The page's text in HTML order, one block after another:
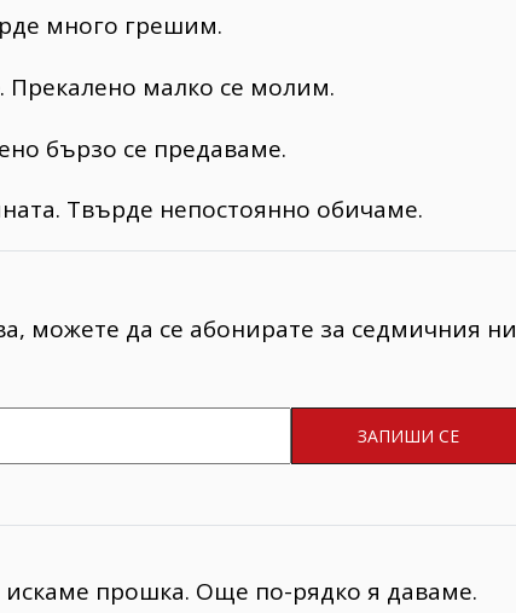
много грешим.
. Прекалено малко се молим.
бързо се предаваме.
Твърде непостоянно обичаме.
можете да се абонирате за седмичния ни
искаме прошка. Още по-рядко я даваме.